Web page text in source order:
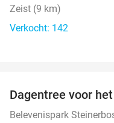
Zeist (9 km)
Verkocht: 142
Dagentree voor
Belevenispark